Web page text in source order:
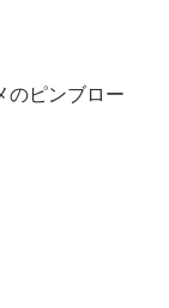
のピンブロー